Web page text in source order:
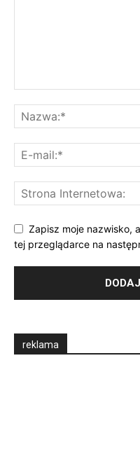
Zapisz moje nazwisko,
tej przeglądarce na
reklama